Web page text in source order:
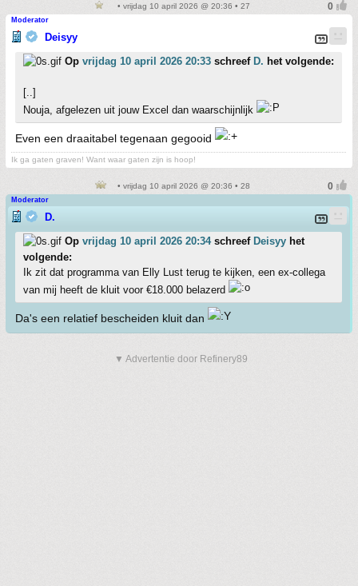
• vrijdag 10 april 2026 @ 20:36 • 27
Moderator
Deisyy
Op vrijdag 10 april 2026 20:33 schreef D. het volgende:
[..]
Nouja, afgelezen uit jouw Excel dan waarschijnlijk
Even een draaitabel tegenaan gegooid
Ik ga gaten graven! Want waar gaten zijn is hoop!
• vrijdag 10 april 2026 @ 20:36 • 28
Moderator
D.
Op vrijdag 10 april 2026 20:34schreef Deisyy het
volgende:
Ik zit dat programma van Elly Lust terug te kijken, een ex-collega
van mij heeft de kluit voor €18.000 belazerd
Da's een relatief bescheiden kluit dan
▼ Advertentie door Refinery89